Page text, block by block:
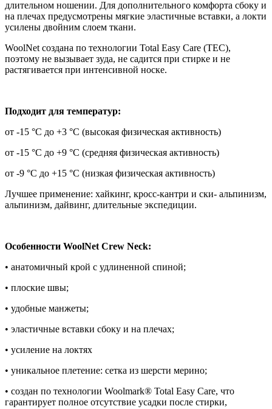
длительном ношении. Для дополнительного комфорта сбоку и
на плечах предусмотрены мягкие эластичные вставки, а локти
усилены двойним слоем ткани.
WoolNet создана по технологии Total Easy Care (TEC),
поэтому не вызывает зуда, не садится при стирке и не
растягивается при интенсивной носке.
Подходит для температур:
от -15 °C до +3 °C (высокая физическая активность)
от -15 °C до +9 °C (средняя физическая активность)
от -9 °C до +15 °C (низкая физическая активность)
Лучшее применение: хайкинг, кросс-кантри и ски- альпинизм,
альпинизм, дайвинг, длительные экспедиции.
Особенности WoolNet Crew Neck:
• анатомичный крой с удлиненной спиной;
• плоские швы;
• удобные манжеты;
• эластичные вставки сбоку и на плечах;
• усиление на локтях
• уникальное плетение: сетка из шерсти мерино;
• создан по технологии Woolmark® Total Easy Care, что
гарантирует полное отсутствие усадки после стирки,